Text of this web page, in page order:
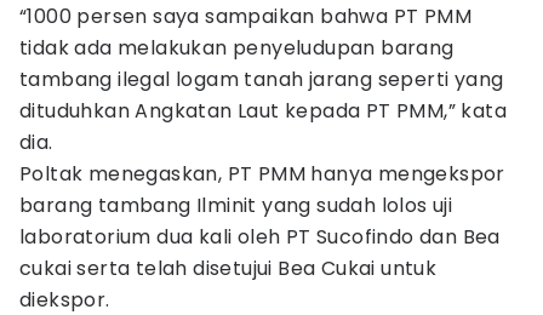
“1000 persen saya sampaikan bahwa PT PMM
tidak ada melakukan penyeludupan barang
tambang ilegal logam tanah jarang seperti yang
dituduhkan Angkatan Laut kepada PT PMM,” kata
dia.
Poltak menegaskan, PT PMM hanya mengekspor
barang tambang Ilminit yang sudah lolos uji
laboratorium dua kali oleh PT Sucofindo dan Bea
cukai serta telah disetujui Bea Cukai untuk
diekspor.